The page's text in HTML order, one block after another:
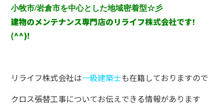
小牧市/岩倉市を中心とした地域密着型☆彡
建物のメンテナンス専門店のリライフ株式会社です!
(^^)!
リライフ株式会社は一級建築士も在籍しておりますので
クロス張替工事についてお伝えできる情報があります